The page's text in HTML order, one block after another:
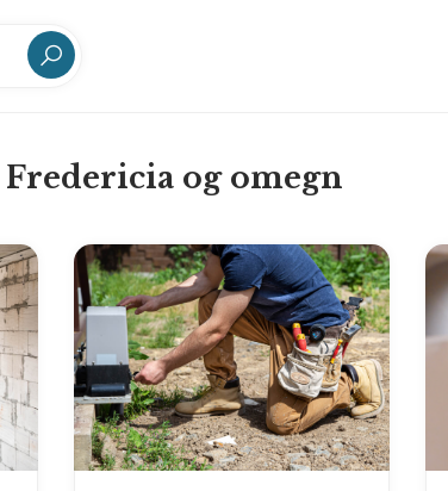
og omegn